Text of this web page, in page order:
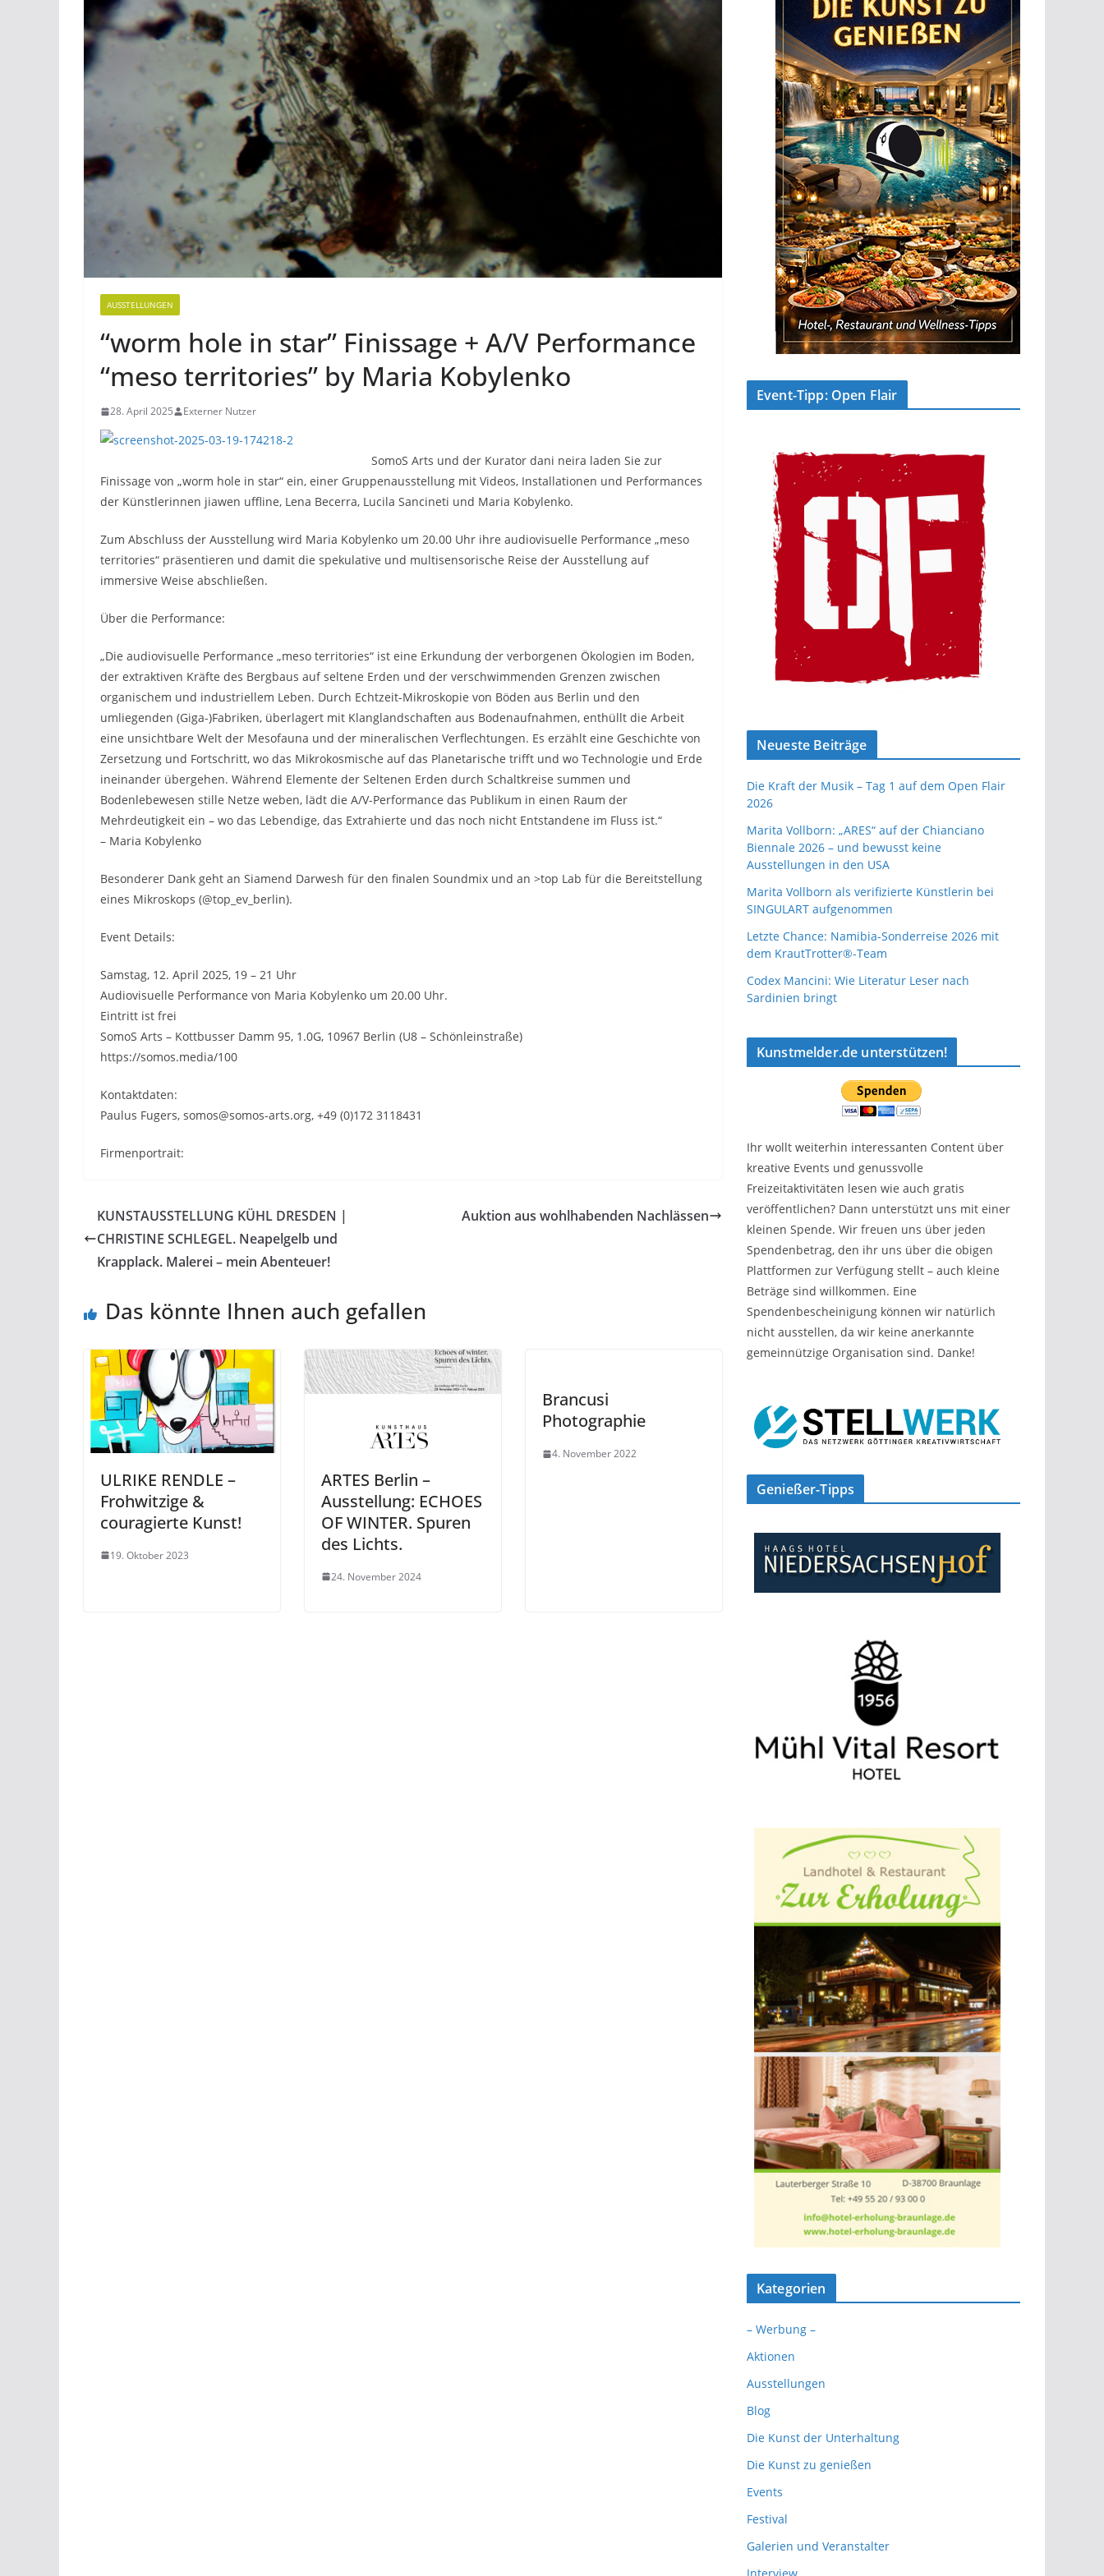
AUSSTELLUNGEN
“worm hole in star” Finissage + A/V Performance
“meso territories” by Maria Kobylenko
28. April 2025 Externer Nutzer
SomoS Arts und der Kurator dani neira laden Sie zur
Finissage von „worm hole in star“ ein, einer Gruppenausstellung mit Videos, Installationen und Performances
der Künstlerinnen jiawen uffline, Lena Becerra, Lucila Sancineti und Maria Kobylenko.
Zum Abschluss der Ausstellung wird Maria Kobylenko um 20.00 Uhr ihre audiovisuelle Performance „meso
territories“ präsentieren und damit die spekulative und multisensorische Reise der Ausstellung auf
immersive Weise abschließen.
Über die Performance:
„Die audiovisuelle Performance „meso territories“ ist eine Erkundung der verborgenen Ökologien im Boden,
der extraktiven Kräfte des Bergbaus auf seltene Erden und der verschwimmenden Grenzen zwischen
organischem und industriellem Leben. Durch Echtzeit-Mikroskopie von Böden aus Berlin und den
umliegenden (Giga-)Fabriken, überlagert mit Klanglandschaften aus Bodenaufnahmen, enthüllt die Arbeit
eine unsichtbare Welt der Mesofauna und der mineralischen Verflechtungen. Es erzählt eine Geschichte von
Zersetzung und Fortschritt, wo das Mikrokosmische auf das Planetarische trifft und wo Technologie und Erde
ineinander übergehen. Während Elemente der Seltenen Erden durch Schaltkreise summen und
Bodenlebewesen stille Netze weben, lädt die A/V-Performance das Publikum in einen Raum der
Mehrdeutigkeit ein – wo das Lebendige, das Extrahierte und das noch nicht Entstandene im Fluss ist.“
– Maria Kobylenko
Besonderer Dank geht an Siamend Darwesh für den finalen Soundmix und an >top Lab für die Bereitstellung
eines Mikroskops (@top_ev_berlin).
Event Details:
Samstag, 12. April 2025, 19 – 21 Uhr
Audiovisuelle Performance von Maria Kobylenko um 20.00 Uhr.
Eintritt ist frei
SomoS Arts – Kottbusser Damm 95, 1.0G, 10967 Berlin (U8 – Schönleinstraße)
https://somos.media/100
Kontaktdaten:
Paulus Fugers, somos@somos-arts.org, +49 (0)172 3118431
Firmenportrait:
KUNSTAUSSTELLUNG KÜHL DRESDEN |
CHRISTINE SCHLEGEL. Neapelgelb und
Krapplack. Malerei – mein Abenteuer!
Auktion aus wohlhabenden Nachlässen
Das könnte Ihnen auch gefallen
ULRIKE RENDLE –
Frohwitzige &
couragierte Kunst!
19. Oktober 2023
ARTES Berlin –
Ausstellung: ECHOES
OF WINTER. Spuren
des Lichts.
24. November 2024
Brancusi
Photographie
4. November 2022
Event-Tipp: Open Flair
Neueste Beiträge
Die Kraft der Musik – Tag 1 auf dem Open Flair
2026
Marita Vollborn: „ARES“ auf der Chianciano
Biennale 2026 – und bewusst keine
Ausstellungen in den USA
Marita Vollborn als verifizierte Künstlerin bei
SINGULART aufgenommen
Letzte Chance: Namibia-Sonderreise 2026 mit
dem KrautTrotter®-Team
Codex Mancini: Wie Literatur Leser nach
Sardinien bringt
Kunstmelder.de unterstützen!
Ihr wollt weiterhin interessanten Content über
kreative Events und genussvolle
Freizeitaktivitäten lesen wie auch gratis
veröffentlichen? Dann unterstützt uns mit einer
kleinen Spende. Wir freuen uns über jeden
Spendenbetrag, den ihr uns über die obigen
Plattformen zur Verfügung stellt – auch kleine
Beträge sind willkommen. Eine
Spendenbescheinigung können wir natürlich
nicht ausstellen, da wir keine anerkannte
gemeinnützige Organisation sind. Danke!
Genießer-Tipps
Kategorien
– Werbung –
Aktionen
Ausstellungen
Blog
Die Kunst der Unterhaltung
Die Kunst zu genießen
Events
Festival
Galerien und Veranstalter